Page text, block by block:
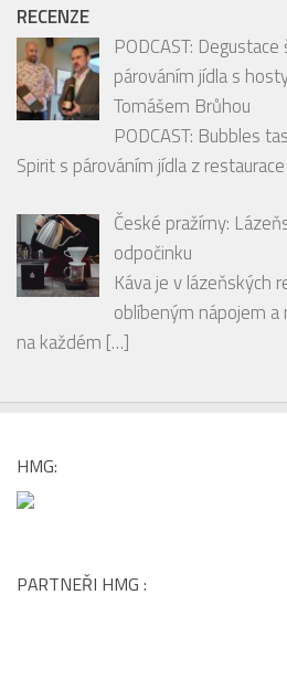
RECENZE
PODCAST:
párováním jídla s
Tomášem Brůhou
PODCAST: Bubbles
Spirit s párováním jídla z
České pražírny:
odpočinku
Káva je v lázeňských
oblíbeným nápojem
na každém […]
HMG:
PARTNEŘI HMG :